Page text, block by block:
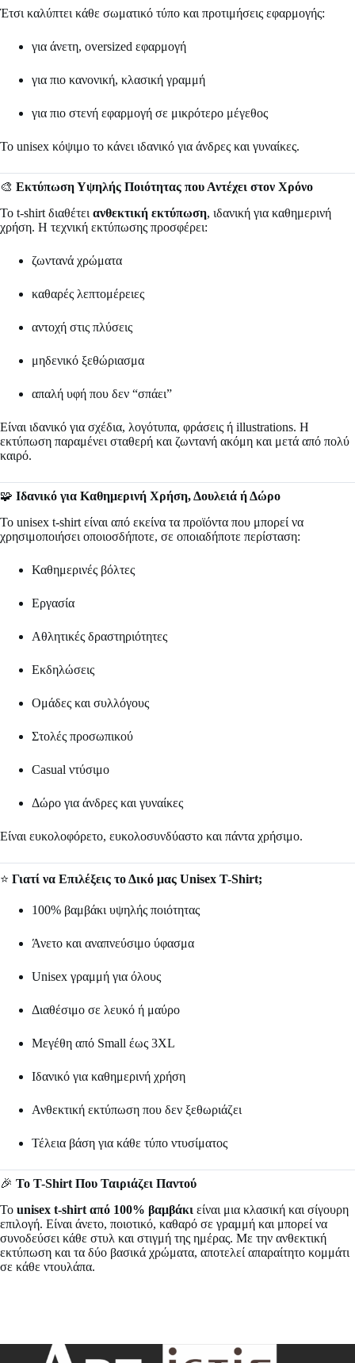
Έτσι καλύπτει κάθε σωματικό τύπο και προτιμήσεις εφαρμογής:
για άνετη, oversized εφαρμογή
για πιο κανονική, κλασική γραμμή
για πιο στενή εφαρμογή σε μικρότερο μέγεθος
Το unisex κόψιμο το κάνει ιδανικό για άνδρες και γυναίκες.
🎨 Εκτύπωση Υψηλής Ποιότητας που Αντέχει στον Χρόνο
Το t-shirt διαθέτει ανθεκτική εκτύπωση, ιδανική για καθημερινή
χρήση. Η τεχνική εκτύπωσης προσφέρει:
ζωντανά χρώματα
καθαρές λεπτομέρειες
αντοχή στις πλύσεις
μηδενικό ξεθώριασμα
απαλή υφή που δεν “σπάει”
Είναι ιδανικό για σχέδια, λογότυπα, φράσεις ή illustrations. Η
εκτύπωση παραμένει σταθερή και ζωντανή ακόμη και μετά από πολύ
καιρό.
🧩 Ιδανικό για Καθημερινή Χρήση, Δουλειά ή Δώρο
Το unisex t-shirt είναι από εκείνα τα προϊόντα που μπορεί να
χρησιμοποιήσει οποιοσδήποτε, σε οποιαδήποτε περίσταση:
Καθημερινές βόλτες
Εργασία
Αθλητικές δραστηριότητες
Εκδηλώσεις
Ομάδες και συλλόγους
Στολές προσωπικού
Casual ντύσιμο
Δώρο για άνδρες και γυναίκες
Είναι ευκολοφόρετο, ευκολοσυνδύαστο και πάντα χρήσιμο.
⭐ Γιατί να Επιλέξεις το Δικό μας Unisex T-Shirt;
100% βαμβάκι υψηλής ποιότητας
Άνετο και αναπνεύσιμο ύφασμα
Unisex γραμμή για όλους
Διαθέσιμο σε λευκό ή μαύρο
Μεγέθη από Small έως 3XL
Ιδανικό για καθημερινή χρήση
Ανθεκτική εκτύπωση που δεν ξεθωριάζει
Τέλεια βάση για κάθε τύπο ντυσίματος
🎉 Το T-Shirt Που Ταιριάζει Παντού
Το unisex t-shirt από 100% βαμβάκι είναι μια κλασική και σίγουρη
επιλογή. Είναι άνετο, ποιοτικό, καθαρό σε γραμμή και μπορεί να
συνοδεύσει κάθε στυλ και στιγμή της ημέρας. Με την ανθεκτική
εκτύπωση και τα δύο βασικά χρώματα, αποτελεί απαραίτητο κομμάτι
σε κάθε ντουλάπα.